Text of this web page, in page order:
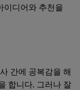
이디어와 추천을
간에 공복감을 해
합니다. 그러나 잘